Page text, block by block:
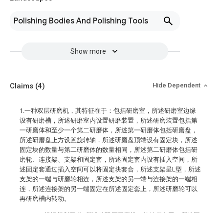
Polishing Bodies And Polishing Tools
Show more
Claims (4) Hide Dependent
1.一种双层研磨机，其特征在于：包括研磨室，所述研磨室边缘
设有研磨槽，所述研磨室内设置研磨装置，所述研磨装置包括第
一研磨体和至少一个第二研磨体，所述第一研磨体包括研磨盘，
所述研磨盘上方设置旋转轴，所述研磨盘顶端设有固定块，所述
固定块的数量与第二研磨体的数量相同，所述第二研磨体包括研
磨轮、连接架、支架和固定套，所述固定套内设有插入空间，所
述固定套通过插入空间可以将固定块套合，所述支架呈L型，所述
支架的一端与研磨轮相连，所述支架的另一端与连接架的一端相
连，所述连接架的另一端固定在所述固定套上，所述研磨轮可以
再研磨槽内转动。